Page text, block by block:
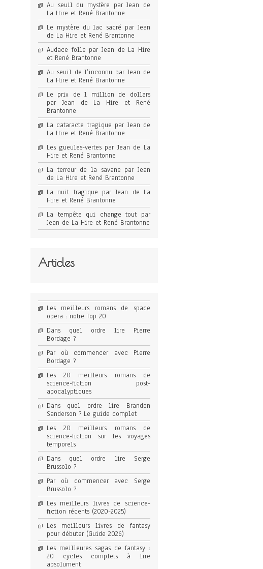
Au seuil du mystère par Jean de
La Hire et René Brantonne
Le mystère du lac sacré par Jean
de La Hire et René Brantonne
Audace folle par Jean de La Hire
et René Brantonne
Au seuil de l’inconnu par Jean de
La Hire et René Brantonne
Le prix de 1 million de dollars
par Jean de La Hire et René
Brantonne
La cataracte tragique par Jean de
La Hire et René Brantonne
Les gueules-vertes par Jean de La
Hire et René Brantonne
La terreur de la savane par Jean
de La Hire et René Brantonne
La nuit tragique par Jean de La
Hire et René Brantonne
La tempête qui change tout par
Jean de La Hire et René Brantonne
Articles
Les meilleurs romans de space
opera : notre Top 20
Dans quel ordre lire Pierre
Bordage ?
Par où commencer avec Pierre
Bordage ?
Les 20 meilleurs romans de
science-fiction post-
apocalyptiques
Dans quel ordre lire Brandon
Sanderson ? Le guide complet
Les 20 meilleurs romans de
science-fiction sur les voyages
temporels
Dans quel ordre lire Serge
Brussolo ?
Par où commencer avec Serge
Brussolo ?
Les meilleurs livres de science-
fiction récents (2020-2025)
Les meilleurs livres de fantasy
pour débuter (Guide 2026)
Les meilleures sagas de fantasy :
20 cycles complets à lire
absolument